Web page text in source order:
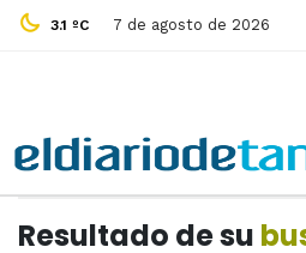
3.1 ºC 7 de agosto de 2026
Resultado de su